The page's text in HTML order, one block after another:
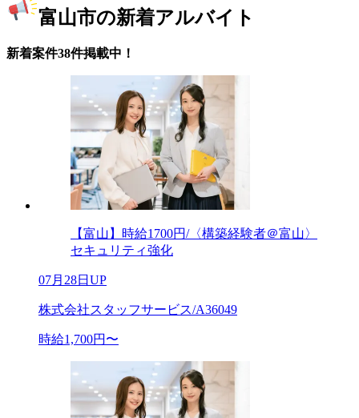
富山市の新着アルバイト
新着案件38件掲載中！
【富山】時給1700円/〈構築経験者＠富山〉
セキュリティ強化
07月28日UP
株式会社スタッフサービス/A36049
時給1,700円〜